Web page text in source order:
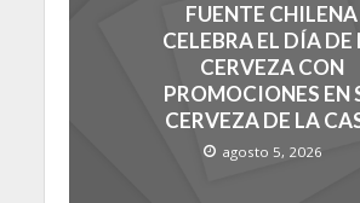
FUENTE CHILENA
CELEBRA EL DÍA DE
CERVEZA CON
PROMOCIONES EN
CERVEZA DE LA
agosto 5, 2026